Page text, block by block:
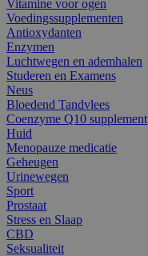
Vitamine voor ogen
Voedingssupplementen
Antioxydanten
Enzymen
Luchtwegen en ademhalen
Studeren en Examens
Neus
Bloedend Tandvlees
Coenzyme Q10 supplement
Huid
Menopauze medicatie
Geheugen
Urinewegen
Sport
Prostaat
Stress en Slaap
CBD
Seksualiteit